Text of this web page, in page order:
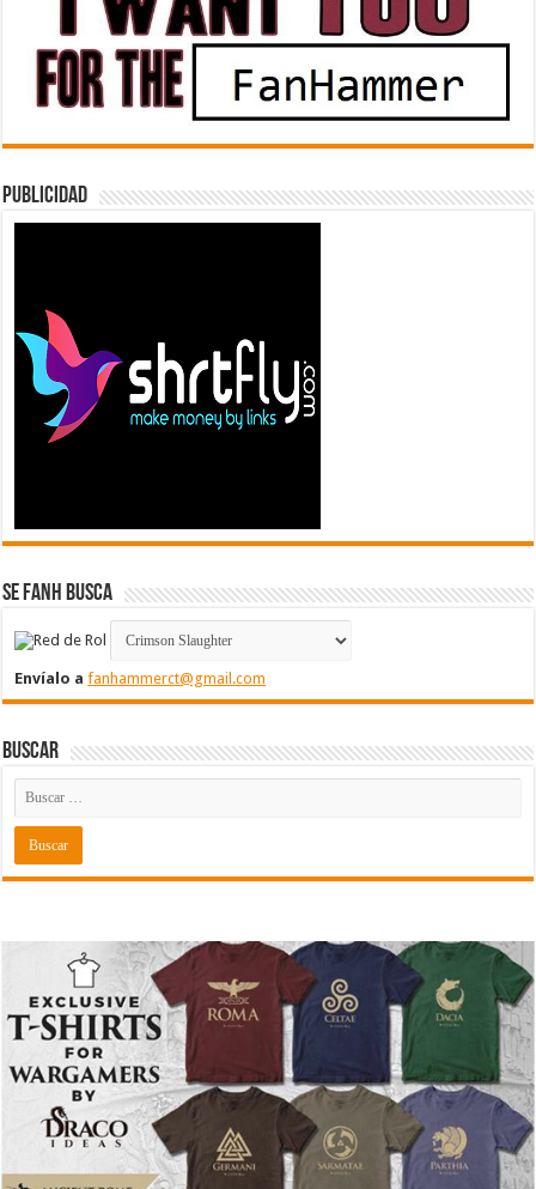
Publicidad
Se FanH Busca
Envíalo afanhammerct@gmail.com
Buscar